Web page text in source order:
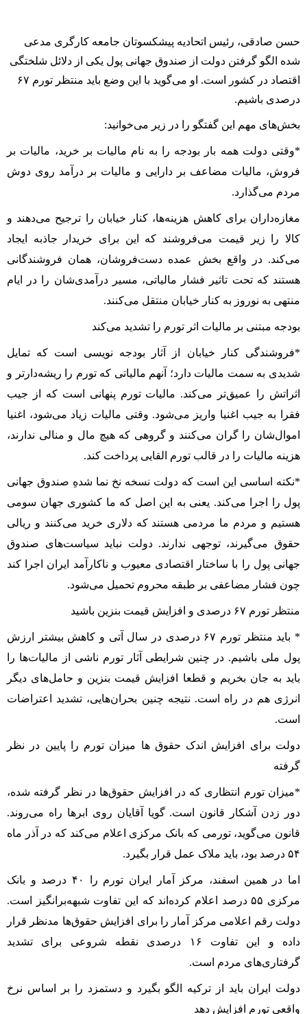
حسن صادقی، رئیس اتحادیه پیشکسوتان جامعه کارگری مدعی
شده الگو گرفتن دولت از صندوق جهانی پول یکی از دلائل شلختگی
اقتصاد در کشور است. او می‌گوید با این وضع باید منتظر تورم ۶۷
درصدی باشیم.
بخش‌های مهم این گفتگو را در زیر می‌خوانید:
*وقتی دولت همه بار بودجه را به نام مالیات بر خرید، مالیات بر
فروش، مالیات مضاعف بر دارایی و مالیات بر درآمد روی دوش
مردم می‌گذارد.
مغازه‌داران برای کاهش هزینه‌ها، کنار خیابان را ترجیح می‌دهند و
کالا را زیر قیمت می‌فروشند که این برای خریدار جاذبه ایجاد
می‌کند. در واقع بخش عمده دست‌فروشان، همان فروشندگانی
هستند که تحت تاثیر فشار مالیاتی، مسیر درآمدی‌شان را در ایام
منتهی به نوروز به کنار خیابان منتقل می‌کنند.
بودجه مبتنی بر مالیات اثر تورم را تشدید می‌کند
*فروشندگی کنار خیابان از آثار بودجه نویسی است که تمایل
شدیدی به سمت مالیات دارد؛ آنهم مالیاتی که تورم را ریشه‌دارتر و
اثراتش را عمیق‌تر می‌کند. مالیات تورم پنهانی است که از جیب
فقرا به جیب اغنیا واریز می‌شود. وقتی مالیات زیاد می‌شود، اغنیا
اموال‌شان را گران می‌کنند و گروهی که هیچ مال و منالی ندارند،
هزینه مالیات را در قالب تورم القایی پرداخت کند.
*نکته اساسی این است که دولت نسخه نخ نما شدهِ صندوق جهانی
پول را اجرا می‌کند. یعنی به این اصل که ما کشوری جهان سومی
هستیم و مردم ما مردمی هستند که دلاری خرید می‌کنند و ریالی
حقوق می‌گیرند، توجهی ندارند. دولت نباید سیاست‌های صندوق
جهانی پول را با ساختار اقتصادی معیوب و ناکارآمد ایران اجرا کند
چون فشار مضاعفی بر طبقه محروم تحمیل می‌شود.
منتظر تورم ۶۷ درصدی و افزایش قیمت بنزین باشید
* باید منتظر تورم ۶۷ درصدی در سال آتی و کاهش بیشتر ارزش
پول ملی باشیم. در چنین شرایطی آثار تورم ناشی از مالیات‌ها را
باید به جان بخریم و قطعا افزایش قیمت بنزین و حامل‌های دیگر
انرژی‌ هم در راه است. نتیجه چنین بحران‌هایی، تشدید اعتراضات
است.
دولت برای افزایش اندک حقوق ها میزان تورم را پایین در نظر
گرفته
*میزان تورم انتظاری که در افزایش حقوق‌ها در نظر گرفته شده،
دور زدن آشکار قانون است. گویا آقایان روی ابر‌ها راه می‌روند.
قانون می‌گوید، تورمی که بانک مرکزی اعلام می‌کند که در آذر ماه
۵۴ درصد بود، باید ملاک عمل قرار بگیرد.
اما در همین اسفند، مرکز آمار ایران تورم را ۴۰ درصد و بانک
مرکزی ۵۵ درصد اعلام کرده‌اند که این تفاوت شبهه‌برانگیز است.
دولت رقم اعلامی مرکز آمار را برای افزایش حقوق‌ها مدنظر قرار
داده و این تفاوت ۱۶ درصدی نقطه شروعی برای تشدید
گرفتاری‌های مردم است.
دولت ایران باید از ترکیه الگو بگیرد و دستمزد را بر اساس نرخ
واقعی تورم افزایش دهد